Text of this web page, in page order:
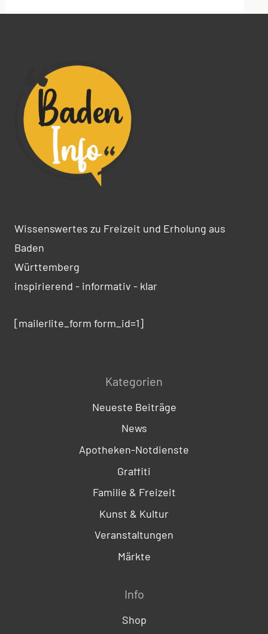
Wissenswertes zu Freizeit und Erholung aus
Baden
Württemberg
inspirierend - informativ - klar
[mailerlite_form form_id=1]
Kategorien
Neueste Beiträge
News
Apotheken-Notdienste
Graffiti
Familie & Freizeit
Kunst & Kultur
Veranstaltungen
Märkte
Info
Shop